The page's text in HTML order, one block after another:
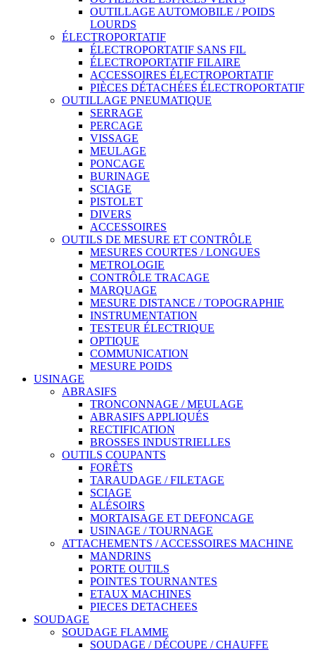
OUTILLAGE AUTOMOBILE / POIDS
LOURDS
ÉLECTROPORTATIF
ÉLECTROPORTATIF SANS FIL
ÉLECTROPORTATIF FILAIRE
ACCESSOIRES ÉLECTROPORTATIF
PIÈCES DÉTACHÉES ÉLECTROPORTATIF
OUTILLAGE PNEUMATIQUE
SERRAGE
PERCAGE
VISSAGE
MEULAGE
PONCAGE
BURINAGE
SCIAGE
PISTOLET
DIVERS
ACCESSOIRES
OUTILS DE MESURE ET CONTRÔLE
MESURES COURTES / LONGUES
METROLOGIE
CONTRÔLE TRACAGE
MARQUAGE
MESURE DISTANCE / TOPOGRAPHIE
INSTRUMENTATION
TESTEUR ÉLECTRIQUE
OPTIQUE
COMMUNICATION
MESURE POIDS
USINAGE
ABRASIFS
TRONCONNAGE / MEULAGE
ABRASIFS APPLIQUÉS
RECTIFICATION
BROSSES INDUSTRIELLES
OUTILS COUPANTS
FORÊTS
TARAUDAGE / FILETAGE
SCIAGE
ALÉSOIRS
MORTAISAGE ET DEFONCAGE
USINAGE / TOURNAGE
ATTACHEMENTS / ACCESSOIRES MACHINE
MANDRINS
PORTE OUTILS
POINTES TOURNANTES
ETAUX MACHINES
PIECES DETACHEES
SOUDAGE
SOUDAGE FLAMME
SOUDAGE / DÉCOUPE / CHAUFFE